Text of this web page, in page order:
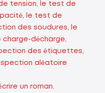
tension, le test de
le test de
des soudures, le
décharge,
des étiquettes,
aléatoire
un roman.